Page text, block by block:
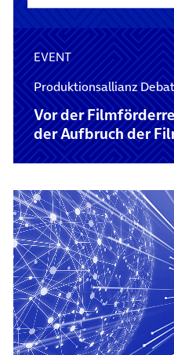
EVENT
Produktionsallianz
Vor der
der Aufbruch der